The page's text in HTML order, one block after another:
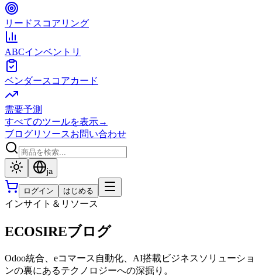
リードスコアリング
ABCインベントリ
ベンダースコアカード
需要予測
すべてのツールを表示→
ブログリソースお問い合わせ
ja
ログイン はじめる
インサイト＆リソース
ECOSIREブログ
Odoo統合、eコマース自動化、AI搭載ビジネスソリューショ
ンの裏にあるテクノロジーへの深掘り。